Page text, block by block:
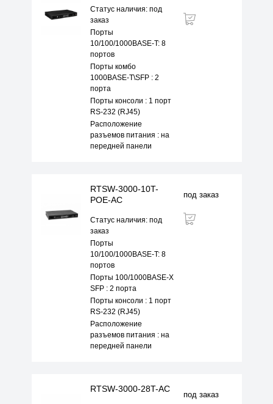
Статус наличия: под
заказ
Порты
10/100/1000BASE-T: 8
портов
Порты комбо
1000BASE-T\SFP : 2
порта
Порты консоли : 1 порт
RS-232 (RJ45)
Расположение
разъемов питания : на
передней панели
RTSW-3000-10T-
POE-AC
Статус наличия: под
заказ
Порты
10/100/1000BASE-T: 8
портов
Порты 100/1000BASE-X
SFP : 2 порта
Порты консоли : 1 порт
RS-232 (RJ45)
Расположение
разъемов питания : на
передней панели
под заказ
RTSW-3000-28T-AC
под заказ